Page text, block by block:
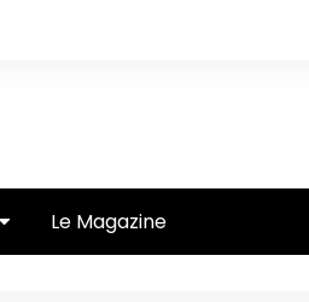
Le Magazine